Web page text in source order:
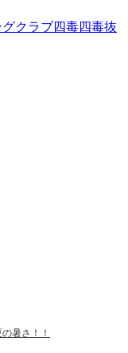
クラブ四毒四毒抜
暑さ！！